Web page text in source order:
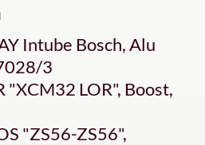
Intube Bosch, Alu
3
"XCM32 LOR", Boost,
"ZS56-ZS56",